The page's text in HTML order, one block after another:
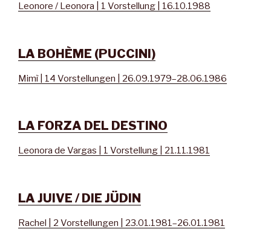
Leonore / Leonora | 1 Vorstellung | 16.10.1988
LA BOHÈME (PUCCINI)
Mimì | 14 Vorstellungen | 26.09.1979–28.06.1986
LA FORZA DEL DESTINO
Leonora de Vargas | 1 Vorstellung | 21.11.1981
LA JUIVE / DIE JÜDIN
Rachel | 2 Vorstellungen | 23.01.1981–26.01.1981